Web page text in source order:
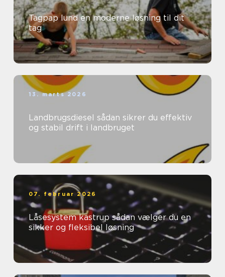
Tagpap lund en moderne løsning til dit
tag
13. marts 2026
Landbrugsdiesel sådan sikrer du effektiv
og stabil drift i landbruget
07. februar 2026
Låsesystem kastrup sådan vælger du en
sikker og fleksibel løsning